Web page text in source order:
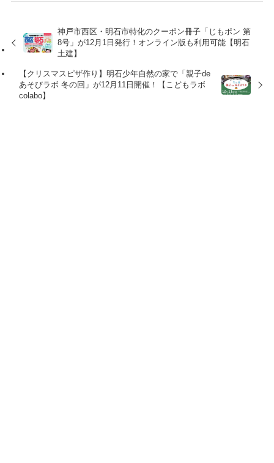
神戸市西区・明石市特化のクーポン冊子「じもポン 第
8号」が12月1日発行！オンライン版も利用可能【明石
土建】
【クリスマスピザ作り】明石少年自然の家で「親子de
あそびラボ 冬の回」が12月11日開催！【こどもラボ
colabo】